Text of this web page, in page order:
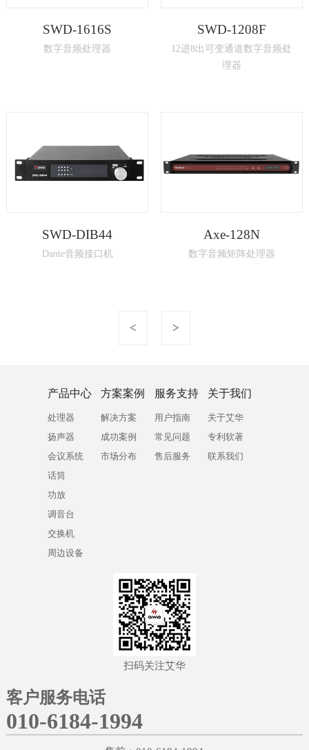
SWD-1616S
数字音频处理器
SWD-1208F
12进8出可变通道数字音频处
理器
SWD-DIB44
Dante音频接口机
Axe-128N
数字音频矩阵处理器
< >
产品中心
处理器
扬声器
会议系统
话筒
功放
调音台
交换机
周边设备
方案案例
解决方案
成功案例
市场分布
服务支持
用户指南
常见问题
售后服务
关于我们
关于艾华
专利软著
联系我们
扫码关注艾华
客户服务电话
010-6184-1994